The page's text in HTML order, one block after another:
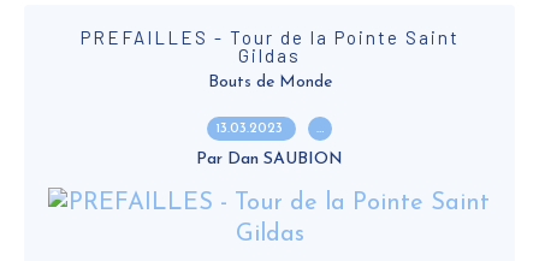
PREFAILLES - Tour de la Pointe Saint
Gildas
Bouts de Monde
13.03.2023 …
Par Dan SAUBION